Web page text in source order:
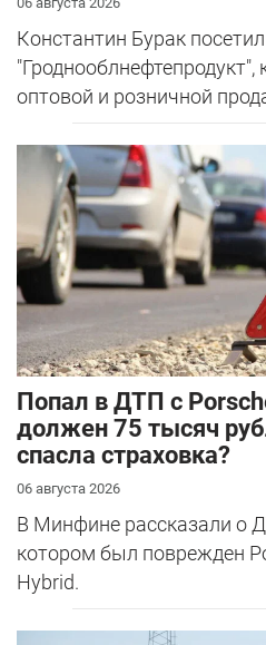
Константин Бурак
"Гроднооблнефтепродукт",
оптовой и розничной
​Попал в ДТП с
должен 75 тысяч
спасла страховка?
06 августа 2026
В Минфине рассказали о
котором был поврежден
Hybrid.